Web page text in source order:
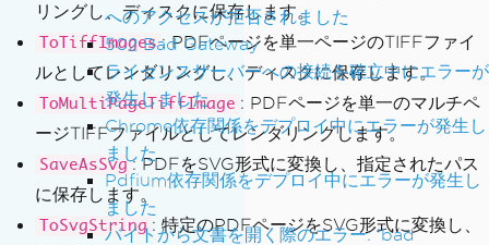
へのアクセスが拒否されました
502 Bad Gateway
ライセンスサーバーへの接続を確立中にエラーが
発生しました
Chrome依存関係をデプロイ中にエラーが発生し
ました
Pdfium依存関係をデプロイ中にエラーが発生し
ました
バイトから文書を開く際のエラー: 'bad
リングし、ディスクに保存します。
ToTiffImages : PDFページを単一ページのTIFFファイ
ルとしてレンダリングし、ディスクに保存します。
ToMultiPageTiffImage : PDFページを単一のマルチペ
ージTIFFファイルとしてレンダリングします。
SaveAsSvg : PDFをSVG形式に変換し、指定されたパス
に保存します。
ToSvgString : 特定のPDFページをSVG形式に変換し、